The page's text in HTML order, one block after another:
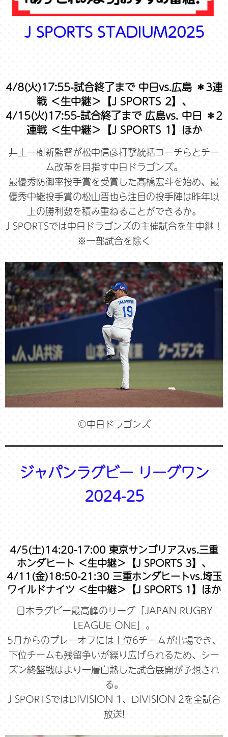
J SPORTS STADIUM2025
4/8(火)17:55-試合終了まで 中日vs.広島 ＊3連
戦 ＜生中継＞【J SPORTS 2】、
4/15(火)17:55-試合終了まで 広島vs. 中日 ＊2
連戦 ＜生中継＞【J SPORTS 1】ほか
井上一樹新監督が松中信彦打撃統括コーチらとチー
ム改革を目指す中日ドラゴンズ。
最優秀防御率投手賞を受賞した髙橋宏斗を始め、最
優秀中継投手賞の松山晋也ら注目の投手陣は昨年以
上の勝利数を積み重ねることができるか。
J SPORTSでは中日ドラゴンズの主催試合を生中継！
※一部試合を除く
©中日ドラゴンズ
ジャパンラグビー リーグワン
2024-25
4/5(土)14:20-17:00 東京サンゴリアスvs.三重
ホンダヒート ＜生中継＞【J SPORTS 3】、
4/11(金)18:50-21:30 三重ホンダヒートvs.埼玉
ワイルドナイツ ＜生中継＞【J SPORTS 1】ほか
日本ラグビー最高峰のリーグ「JAPAN RUGBY
LEAGUE ONE」。
5月からのプレーオフには上位6チームが出場でき、
下位チームも残留争いが繰り広げられるため、シー
ズン終盤戦はより一層白熱した試合展開が予想され
る。
J SPORTSではDIVISION 1、DIVISION 2を全試合
放送!